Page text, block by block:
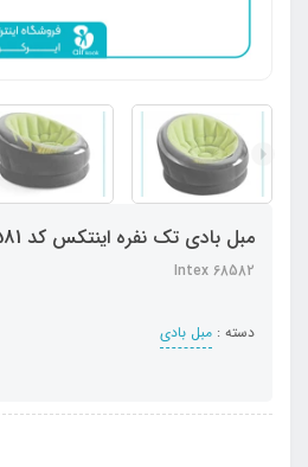
مبل بادی تک نفره اینتکس کد 68581
Intex 68582
دسته : مبل بادی